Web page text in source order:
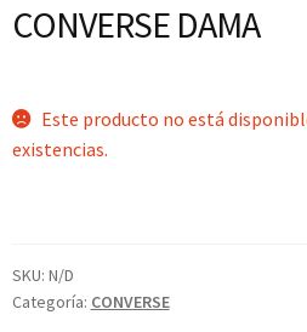
CONVERSE DAMA
Este producto no está
existencias.
SKU: N/D
Categoría: CONVERSE